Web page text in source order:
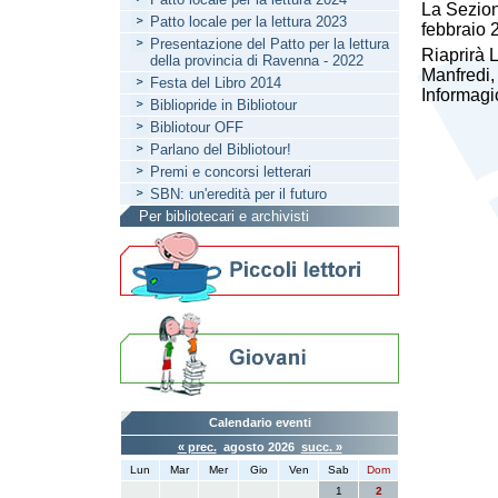
La
febbraio
Riaprirà
Patto locale per la lettura 2023
Presentazione del Patto per la lettura
della provincia di Ravenna - 2022
Festa del Libro 2014
Bibliopride in Bibliotour
Bibliotour OFF
Parlano del Bibliotour!
Premi e concorsi letterari
SBN: un'eredità per il futuro
Per bibliotecari e archivisti
Calendario eventi
« prec.agosto 2026 succ. »
Lun Mar Mer Gio Ven Sab
Dom
1
2